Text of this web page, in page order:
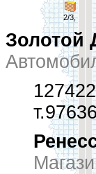
2/3,
Золотой